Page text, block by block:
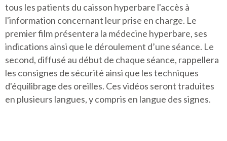
tous les patients du caisson hyperbare l'accès à
l'information concernant leur prise en charge. Le
premier film présentera la médecine hyperbare, ses
indications ainsi que le déroulement d’une séance. Le
second, diffusé au début de chaque séance, rappellera
les consignes de sécurité ainsi que les techniques
d'équilibrage des oreilles. Ces vidéos seront traduites
en plusieurs langues, y compris en langue des signes.